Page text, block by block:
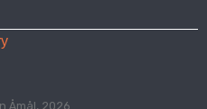
Åmål, 2026.